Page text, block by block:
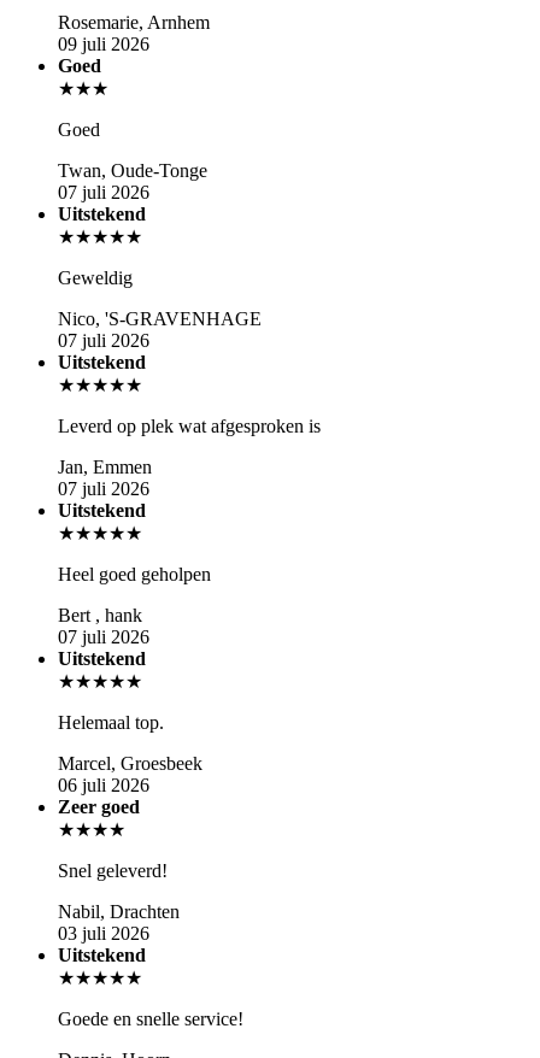
Rosemarie, Arnhem
09 juli 2026
Goed
★★★
Goed
Twan, Oude-Tonge
07 juli 2026
Uitstekend
★★★★★
Geweldig
Nico, 'S-GRAVENHAGE
07 juli 2026
Uitstekend
★★★★★
Leverd op plek wat afgesproken is
Jan, Emmen
07 juli 2026
Uitstekend
★★★★★
Heel goed geholpen
Bert , hank
07 juli 2026
Uitstekend
★★★★★
Helemaal top.
Marcel, Groesbeek
06 juli 2026
Zeer goed
★★★★
Snel geleverd!
Nabil, Drachten
03 juli 2026
Uitstekend
★★★★★
Goede en snelle service!